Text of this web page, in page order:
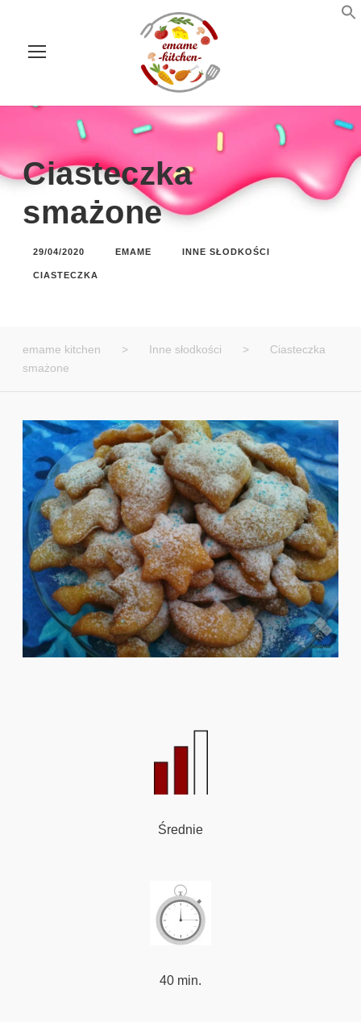
Ciasteczka
smażone
29/04/2020 EMAME INNE SŁODKOŚCI
CIASTECZKA
emame kitchen > Inne słodkości >
Ciasteczka
smażone
Średnie
40 min.